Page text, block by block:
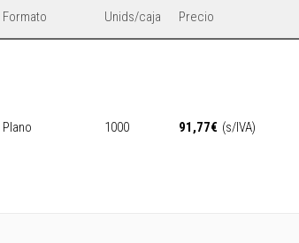
Formato Unids/caja Precio
Plano 1000 91,77€ (s/IVA)